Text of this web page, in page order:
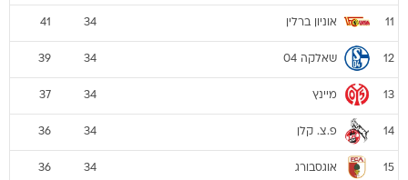
11 אוניון ברלין 34
41
12 שאלקה 04 34
39
13 מיינץ 34
37
14 פ.צ. קלן 34
36
15 אוגסבורג 34
36